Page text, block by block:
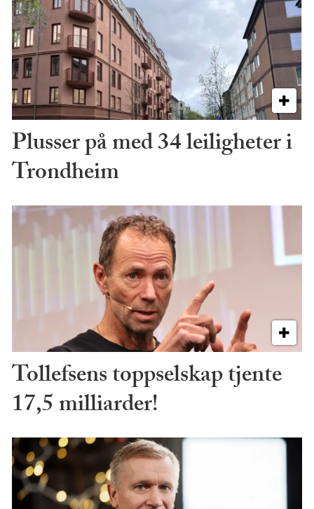
Plusser på med 34 leiligheter i
Trondheim
Tollefsens toppselskap tjente
17,5 milliarder!